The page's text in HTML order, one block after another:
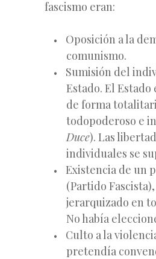
fascismo eran:
Oposición a la
comunismo.
Sumisión del
Estado. El
de forma
todopoderoso e
Duce). Las
individuales se
Existencia de un
(Partido
jerarquizado en
No había
Culto a la
pretendía